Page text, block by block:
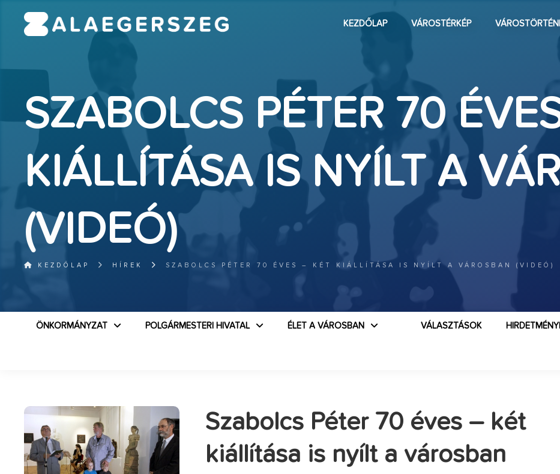
KEZDŐLAP VÁROSTÉRKÉP
SZABOLCS PÉTER 70
KIÁLLÍTÁSA IS NYÍLT A
(VIDEÓ)
KEZDŐLAP HÍREK SZABOLCS PÉTER 70 ÉVES – KÉT KIÁLLÍTÁSA IS NYÍLT A VÁROSBAN (VIDEÓ)
ÖNKORMÁNYZAT POLGÁRMESTERI HIVATAL ÉLET A VÁROSBAN VÁLASZTÁSOK
Szabolcs Péter 70 éves – két
kiállítása is nyílt a városban